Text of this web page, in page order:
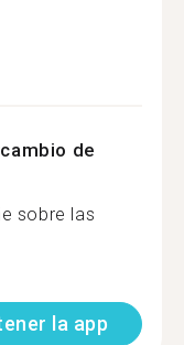
de
sobre las
la app